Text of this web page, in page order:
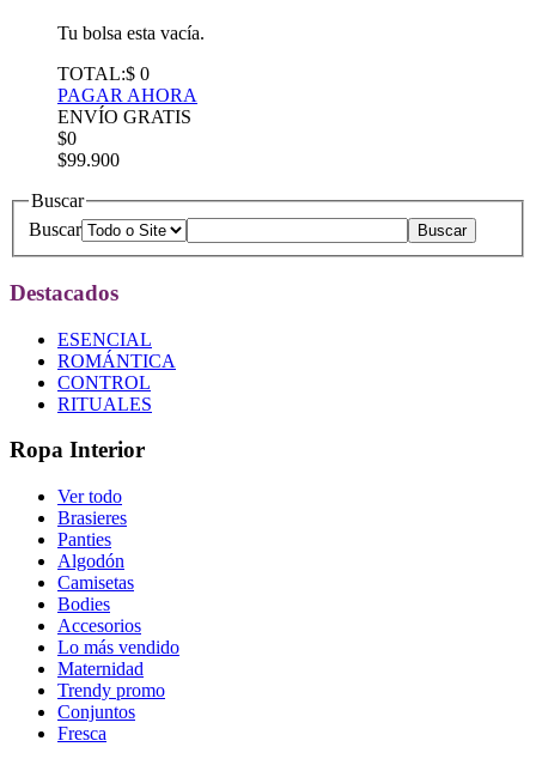
Tu bolsa esta vacía.
TOTAL:$ 0
PAGAR AHORA
ENVÍO GRATIS
$0
$99.900
Buscar
Buscar
Destacados
ESENCIAL
ROMÁNTICA
CONTROL
RITUALES
Ropa Interior
Ver todo
Brasieres
Panties
Algodón
Camisetas
Bodies
Accesorios
Lo más vendido
Maternidad
Trendy promo
Conjuntos
Fresca